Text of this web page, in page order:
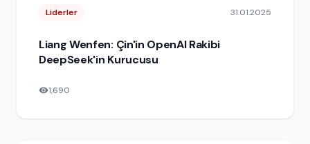
Liderler 31.01.2025
Liang Wenfen: Çin'in OpenAI Rakibi
DeepSeek'in Kurucusu
1,690